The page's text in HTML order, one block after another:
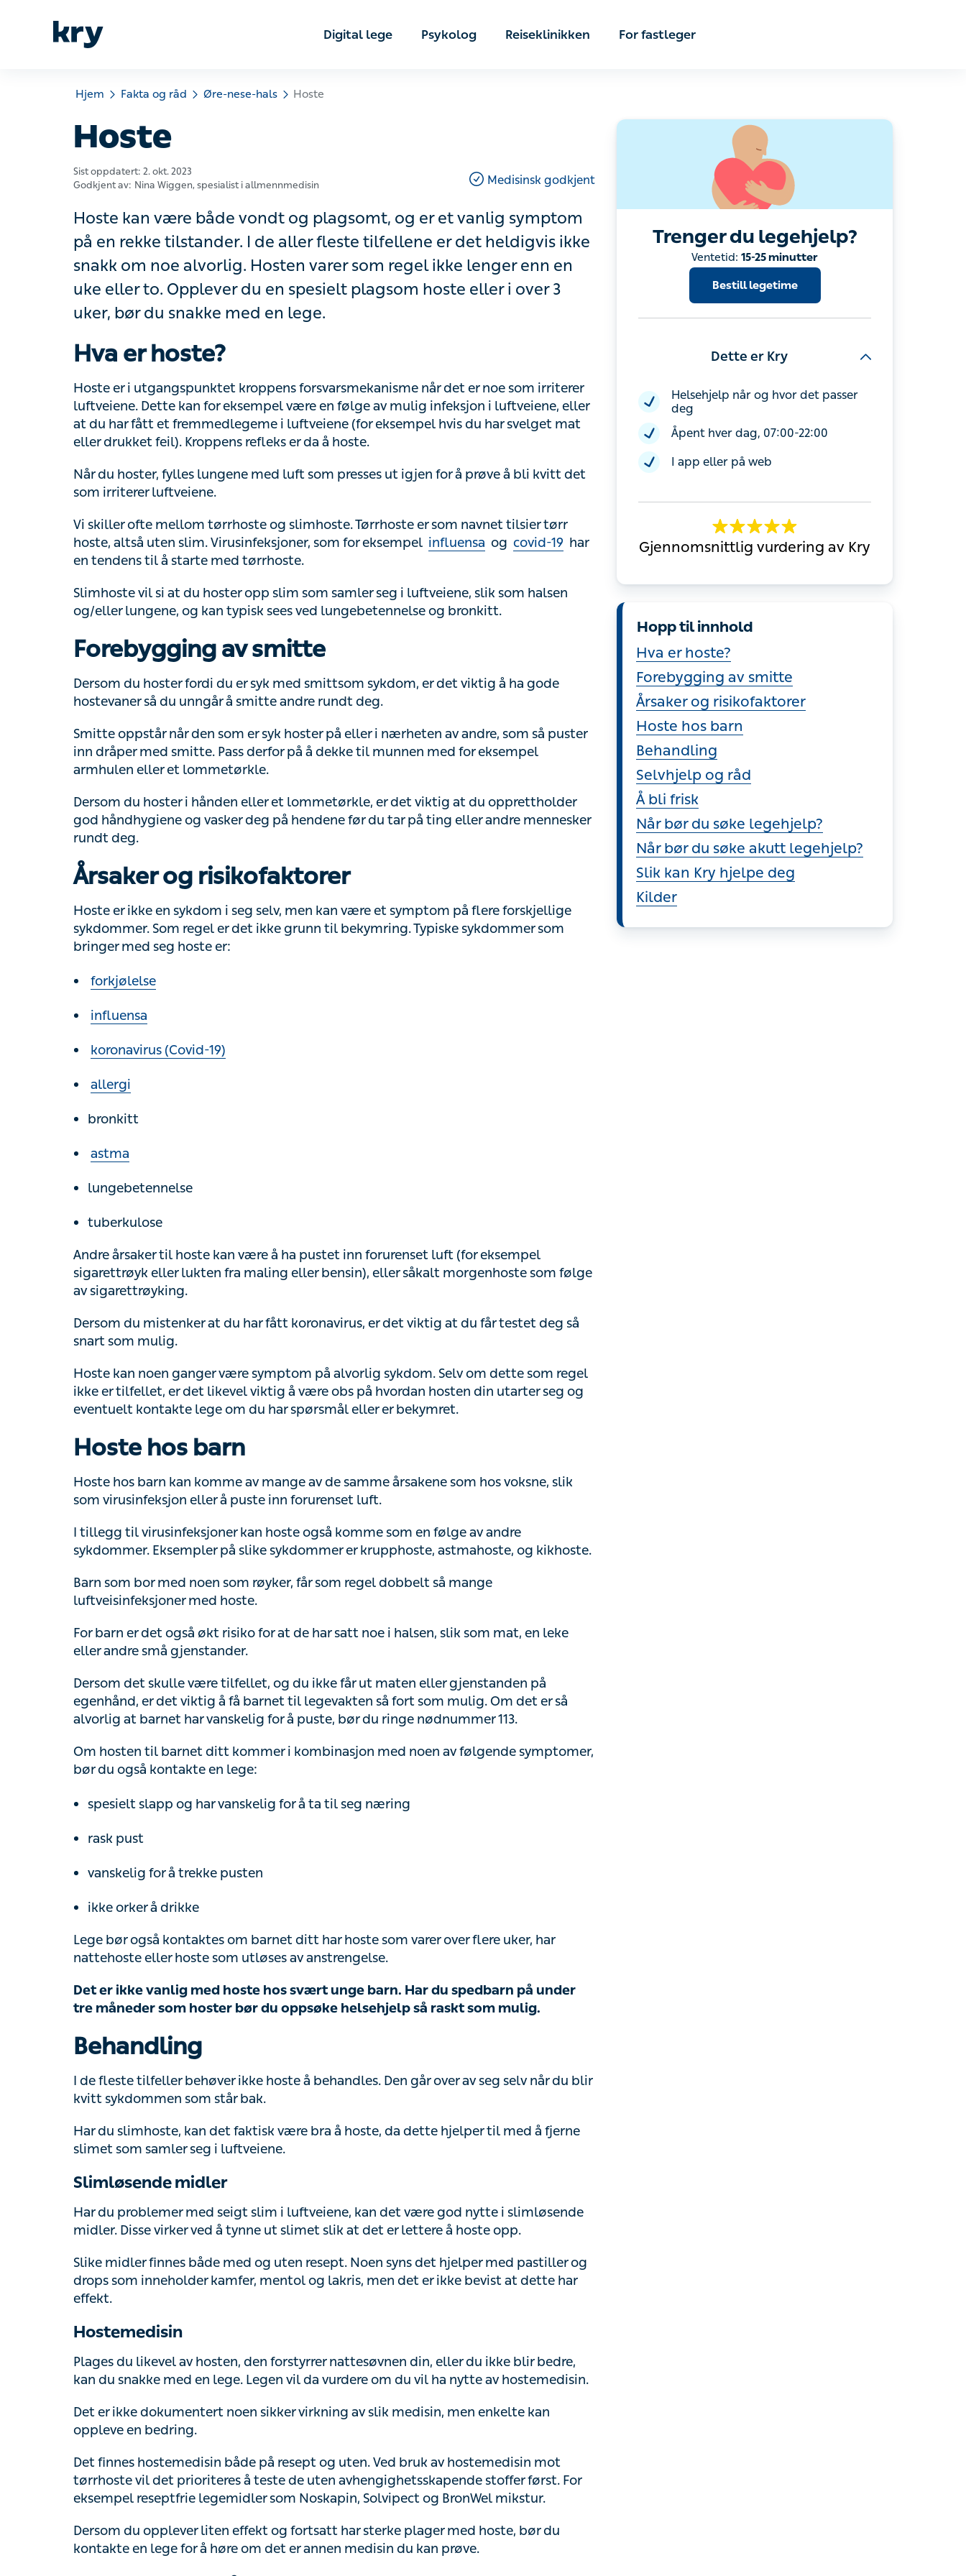
Digital lege Psykolog Reiseklinikken For fastleger
Hjem Fakta og råd Øre-nese-hals Hoste
Hoste
Sist oppdatert:2. okt. 2023
Godkjent av: Nina Wiggen, spesialist i allmennmedisin Medisinsk godkjent
Hoste kan være både vondt og plagsomt, og er et vanlig symptom på en
rekke tilstander. I de aller fleste tilfellene er det heldigvis ikke snakk om
noe alvorlig. Hosten varer som regel ikke lenger enn en uke eller to.
Opplever du en spesielt plagsom hoste eller i over 3 uker, bør du snakke
med en lege.
Trenger du legehjelp?
Bestill legetime
Dette er Kry
Helsehjelp når og hvor det passer deg
Åpent hver dag, 07:00-22:00
I app eller på web
Gjennomsnittlig vurdering av Kry
Hopp til innhold
Hva er hoste?
Forebygging av smitte
Årsaker og risikofaktorer
Hoste hos barn
Behandling
Selvhjelp og råd
Å bli frisk
Når bør du søke legehjelp?
Når bør du søke akutt legehjelp?
Slik kan Kry hjelpe deg
Kilder
Hva er hoste?
Hoste er i utgangspunktet kroppens forsvarsmekanisme når det er noe som irriterer
luftveiene. Dette kan for eksempel være en følge av mulig infeksjon i luftveiene, eller at du
har fått et fremmedlegeme i luftveiene (for eksempel hvis du har svelget mat eller drukket
feil). Kroppens refleks er da å hoste.
Når du hoster, fylles lungene med luft som presses ut igjen for å prøve å bli kvitt det som
irriterer luftveiene.
Vi skiller ofte mellom tørrhoste og slimhoste. Tørrhoste er som navnet tilsier tørr hoste,
altså uten slim. Virusinfeksjoner, som for eksempelinfluensa ogcovid-19har en tendens
til å starte med tørrhoste.
Slimhoste vil si at du hoster opp slim som samler seg i luftveiene, slik som halsen og/eller
lungene, og kan typisk sees ved lungebetennelse og bronkitt.
Forebygging av smitte
Dersom du hoster fordi du er syk med smittsom sykdom, er det viktig å ha gode hostevaner
så du unngår å smitte andre rundt deg.
Smitte oppstår når den som er syk hoster på eller i nærheten av andre, som så puster inn
dråper med smitte. Pass derfor på å dekke til munnen med for eksempel armhulen eller et
lommetørkle.
Dersom du hoster i hånden eller et lommetørkle, er det viktig at du opprettholder god
håndhygiene og vasker deg på hendene før du tar på ting eller andre mennesker rundt
deg.
Årsaker og risikofaktorer
Hoste er ikke en sykdom i seg selv, men kan være et symptom på flere forskjellige
sykdommer. Som regel er det ikke grunn til bekymring. Typiske sykdommer som bringer
med seg hoste er:
forkjølelse
influensa
koronavirus (Covid-19)
allergi
bronkitt
astma
lungebetennelse
tuberkulose
Andre årsaker til hoste kan være å ha pustet inn forurenset luft (for eksempel sigarettrøyk
eller lukten fra maling eller bensin), eller såkalt morgenhoste som følge av sigarettrøyking.
Dersom du mistenker at du har fått koronavirus, er det viktig at du får testet deg så snart
som mulig.
Hoste kan noen ganger være symptom på alvorlig sykdom. Selv om dette som regel ikke
er tilfellet, er det likevel viktig å være obs på hvordan hosten din utarter seg og eventuelt
kontakte lege om du har spørsmål eller er bekymret.
Hoste hos barn
Hoste hos barn kan komme av mange av de samme årsakene som hos voksne, slik som
virusinfeksjon eller å puste inn forurenset luft.
I tillegg til virusinfeksjoner kan hoste også komme som en følge av andre sykdommer.
Eksempler på slike sykdommer er krupphoste, astmahoste, og kikhoste.
Barn som bor med noen som røyker, får som regel dobbelt så mange luftveisinfeksjoner
med hoste.
For barn er det også økt risiko for at de har satt noe i halsen, slik som mat, en leke eller
andre små gjenstander.
Dersom det skulle være tilfellet, og du ikke får ut maten eller gjenstanden på egenhånd, er
det viktig å få barnet til legevakten så fort som mulig. Om det er så alvorlig at barnet har
vanskelig for å puste, bør du ringe nødnummer 113.
Om hosten til barnet ditt kommer i kombinasjon med noen av følgende symptomer, bør du
også kontakte en lege:
spesielt slapp og har vanskelig for å ta til seg næring
rask pust
vanskelig for å trekke pusten
ikke orker å drikke
Lege bør også kontaktes om barnet ditt har hoste som varer over flere uker, har nattehoste
eller hoste som utløses av anstrengelse.
Det er ikke vanlig med hoste hos svært unge barn. Har du spedbarn på under tre
måneder som hoster bør du oppsøke helsehjelp så raskt som mulig.
Behandling
I de fleste tilfeller behøver ikke hoste å behandles. Den går over av seg selv når du blir kvitt
sykdommen som står bak.
Har du slimhoste, kan det faktisk være bra å hoste, da dette hjelper til med å fjerne slimet
som samler seg i luftveiene.
Slimløsende midler
Har du problemer med seigt slim i luftveiene, kan det være god nytte i slimløsende midler.
Disse virker ved å tynne ut slimet slik at det er lettere å hoste opp.
Slike midler finnes både med og uten resept. Noen syns det hjelper med pastiller og drops
som inneholder kamfer, mentol og lakris, men det er ikke bevist at dette har effekt.
Hostemedisin
Plages du likevel av hosten, den forstyrrer nattesøvnen din, eller du ikke blir bedre, kan du
snakke med en lege. Legen vil da vurdere om du vil ha nytte av hostemedisin.
Det er ikke dokumentert noen sikker virkning av slik medisin, men enkelte kan oppleve en
bedring.
Det finnes hostemedisin både på resept og uten. Ved bruk av hostemedisin mot tørrhoste
vil det prioriteres å teste de uten avhengighetsskapende stoffer først. For eksempel
reseptfrie legemidler som Noskapin, Solvipect og BronWel mikstur.
Dersom du opplever liten effekt og fortsatt har sterke plager med hoste, bør du kontakte en
lege for å høre om det er annen medisin du kan prøve.
Selvhjelp og råd